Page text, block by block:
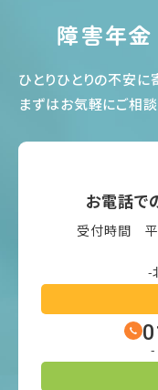
障害年金
ひとりひとりの不安に
まずはお気軽にご相
お電話で
受付時間 平
-
-